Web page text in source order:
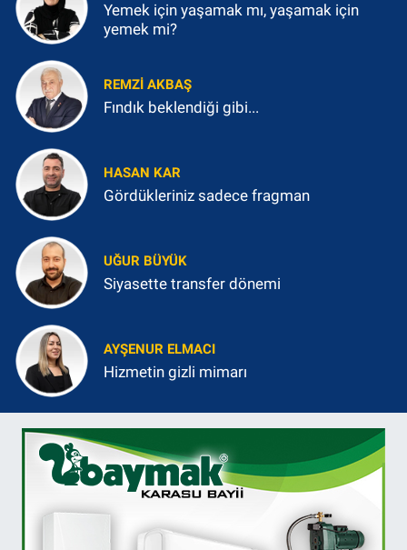
Yemek için yaşamak mı, yaşamak için
yemek mi?
REMZI AKBAŞ
Fındık beklendiği gibi...
HASAN KAR
Gördükleriniz sadece fragman
UĞUR BÜYÜK
Siyasette transfer dönemi
AYŞENUR ELMACI
Hizmetin gizli mimarı